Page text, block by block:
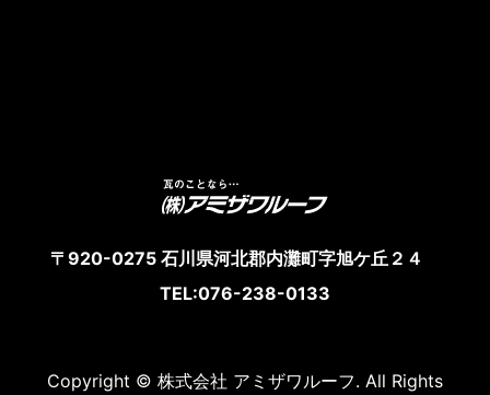
〒920-0275 石川県河北郡内灘町字旭ケ丘２４
TEL:076-238-0133
Copyright © 株式会社 アミザワルーフ. All Rights